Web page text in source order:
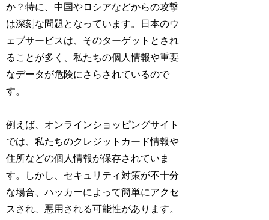
か？特に、中国やロシアなどからの攻撃
は深刻な問題となっています。日本のウ
ェブサービスは、そのターゲットとされ
ることが多く、私たちの個人情報や重要
なデータが危険にさらされているので
す。
例えば、オンラインショッピングサイト
では、私たちのクレジットカード情報や
住所などの個人情報が保存されていま
す。しかし、セキュリティ対策が不十分
な場合、ハッカーによって簡単にアクセ
スされ、悪用される可能性があります。